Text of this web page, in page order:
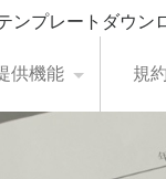
プレートダウ
供機能 規